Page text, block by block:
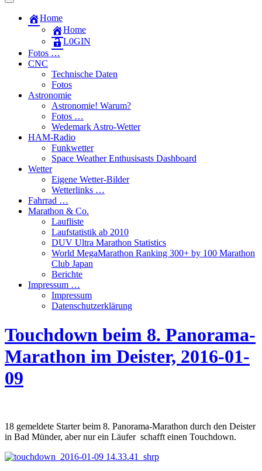
Toggle
field
Home
Home
L​0​​GIN
Fotos …
CNC
Technische Daten
Fotos
Astronomie
Astronomie! Warum?
Fotos …
Wedemark Astro-Wetter
HAM-Radio
Funkwetter
Space Weather Enthusisasts Dashboard
Wetter
Eigene Wetter-Bilder
Wetterlinks …
Fahrrad …
Marathon & Co.
Laufliste
Laufstatistik ab 2010
DUV Ultra Marathon Statistics
World MegaMarathon Ranking 300+ by 100 Marathon
Club Japan
Berichte
Impressum …
Impressum
Datenschutzerklärung
Touchdown beim 8. Panorama-
Marathon im Deister, 2016-01-
09
18 gemeldete Starter beim 8. Panorama-Marathon durch den Deister
in Bad Münder, aber nur ein Läufer schafft einen Touchdown.